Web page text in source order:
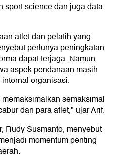
sport science dan juga data-
atlet dan pelatih yang
perlunya peningkatan
dapat terjaga. Namun
aspek pendanaan masih
organisasi.
semaksimal
dan para atlet," ujar Arif.
Rudy Susmanto, menyebut
momentum penting